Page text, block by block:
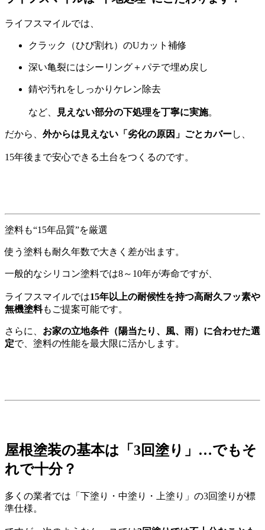
ライフスマイルでは、
クラック（ひび割れ）のUカット補修
深い亀裂にはシーリング＋パテで埋め戻し
錆や汚れをしっかりケレン除去
など、 見えない部分の下処理を丁寧に実施。
だから、 外からは見えない「劣化の原因」ごとカバーし、
15年後まで安心できる土台をつくるのです。
塗料も“15年品質”を厳選
使う塗料も耐久年数で大きく差が出ます。
一般的なシリコン塗料では8～10年が寿命ですが、
ライフスマイルでは15年以上の耐候性を持つ高耐久フッ素や
無機塗料もご提案可能です。
さらに、 お家の立地条件（陽当たり、風、雨）に合わせた選
定で、塗料の性能を最大限に活かします。
屋根塗装の基本は「3回塗り」…でもそ
れで十分？
多くの業者では「下塗り・中塗り・上塗り」の3回塗りが標
準仕様。